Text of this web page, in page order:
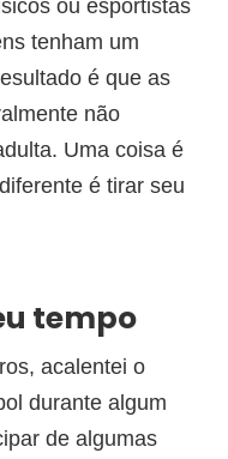
ou esportistas
tenham um
é que as
não
Uma coisa é
é tirar seu
tempo
acalentei o
durante algum
de algumas